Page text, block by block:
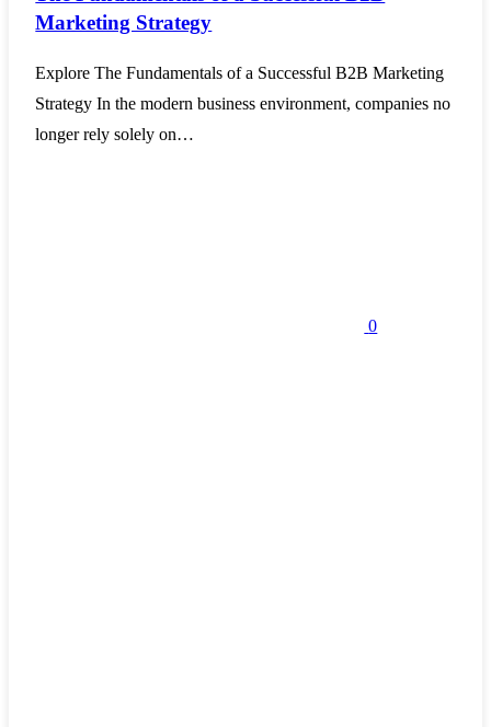
Marketing Strategy
Explore The Fundamentals of a Successful B2B Marketing
Strategy In the modern business environment, companies no
longer rely solely on…
0